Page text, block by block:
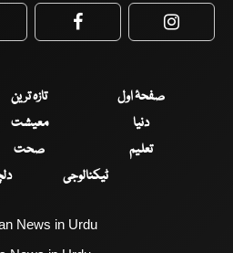
Facebook
صفحۂ اول تازہ ترین
دنیا
معیشت
تعلیم
صحت
ٹیکنالوجی
News in Urdu